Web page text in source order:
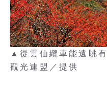
▲從雲仙纜車能遠眺
觀光連盟／提供